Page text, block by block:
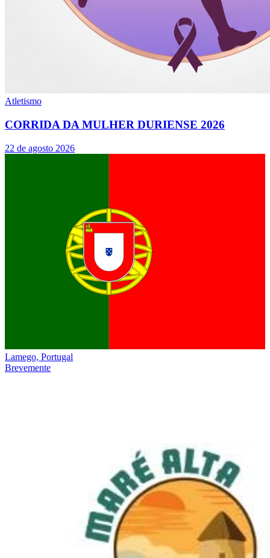
Atletismo
CORRIDA DA MULHER DURIENSE 2026
22 de agosto 2026
Lamego, Portugal
Brevemente